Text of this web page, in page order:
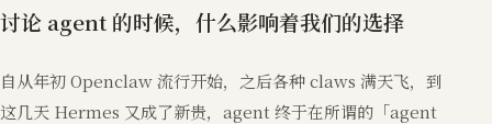
讨论 agent 的时候，什么影响着我们的选择
自从年初 Openclaw 流行开始，之后各种 claws 满天飞，到
这几天 Hermes 又成了新贵，agent 终于在所谓的「agent